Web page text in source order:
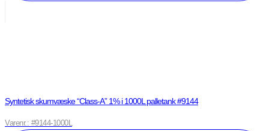
Syntetisk skumvæske “Class-A” 1% i 1000L palletank #9144
Varenr.: #9144-1000L